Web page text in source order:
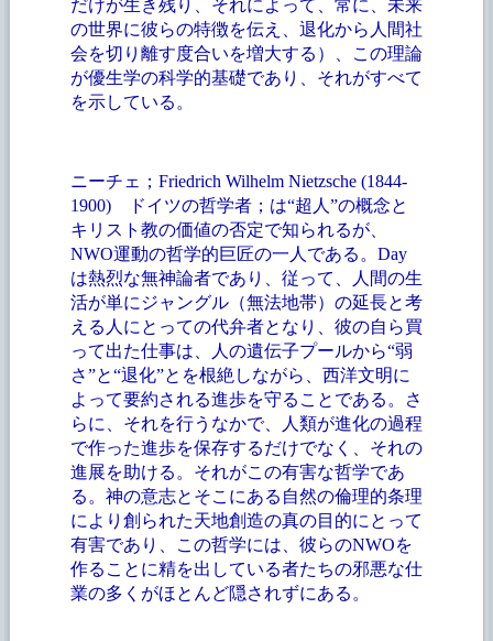
だけが生き残り、それによって、常に、未来
の世界に彼らの特徴を伝え、退化から人間社
会を切り離す度合いを増大する）、この理論
が優生学の科学的基礎であり、それがすべて
を示している。
ニーチェ； Friedrich Wilhelm Nietzsche (1844-
1900) ドイツの哲学者；は“超人”の概念と
キリスト教の価値の否定で知られるが、
NWO運動の哲学的巨匠の一人である。Day
は熱烈な無神論者であり、従って、人間の生
活が単にジャングル（無法地帯）の延長と考
える人にとっての代弁者となり、彼の自ら買
って出た仕事は、人の遺伝子プールから“弱
さ”と“退化”とを根絶しながら、西洋文明に
よって要約される進歩を守ることである。さ
らに、それを行うなかで、人類が進化の過程
で作った進歩を保存するだけでなく、それの
進展を助ける。それがこの有害な哲学であ
る。神の意志とそこにある自然の倫理的条理
により創られた天地創造の真の目的にとって
有害であり、この哲学には、彼らのNWOを
作ることに精を出している者たちの邪悪な仕
業の多くがほとんど隠されずにある。